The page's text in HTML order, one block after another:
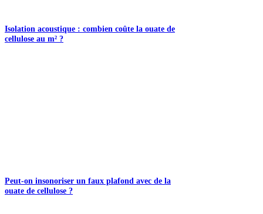
Isolation acoustique : combien coûte la ouate de
cellulose au m² ?
Peut-on insonoriser un faux plafond avec de la
ouate de cellulose ?